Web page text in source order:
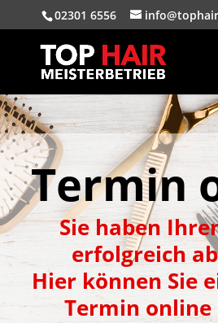
02301 6556
Termin
Sie haben
erfolgreich
Hier können Sie
Termin online